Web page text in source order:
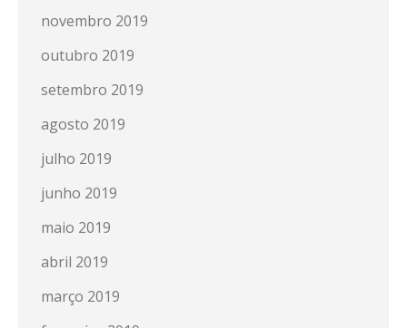
novembro 2019
outubro 2019
setembro 2019
agosto 2019
julho 2019
junho 2019
maio 2019
abril 2019
março 2019